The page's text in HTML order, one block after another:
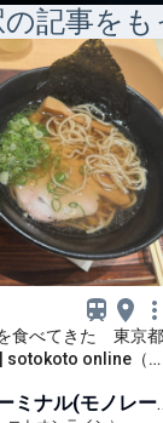
の記事をも
食べてきた 東京都
sotokoto online（ソ
ミナル(モノレー